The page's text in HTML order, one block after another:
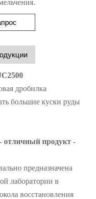
дробилка
большие куски руды
отличный продукт -
предназначена
лаборатории в
восстановления